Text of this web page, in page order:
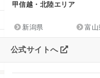
公式サイトへ
甲信越・北陸エリア
新潟県 富山